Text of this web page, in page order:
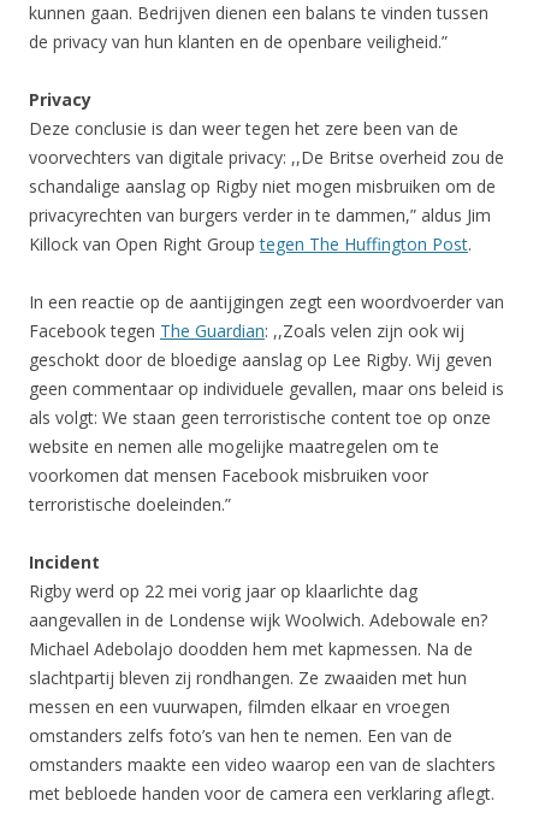
kunnen gaan. Bedrijven dienen een balans te vinden tussen
de privacy van hun klanten en de openbare veiligheid.”
Privacy
Deze conclusie is dan weer tegen het zere been van de
voorvechters van digitale privacy: ,,De Britse overheid zou de
schandalige aanslag op Rigby niet mogen misbruiken om de
privacyrechten van burgers verder in te dammen,” aldus Jim
Killock van Open Right Grouptegen The Huffington Post.
In een reactie op de aantijgingen zegt een woordvoerder van
Facebook tegen The Guardian: ,,Zoals velen zijn ook wij
geschokt door de bloedige aanslag op Lee Rigby. Wij geven
geen commentaar op individuele gevallen, maar ons beleid is
als volgt: We staan geen terroristische content toe op onze
website en nemen alle mogelijke maatregelen om te
voorkomen dat mensen Facebook misbruiken voor
terroristische doeleinden.”
Incident
Rigby werd op 22 mei vorig jaar op klaarlichte dag
aangevallen in de Londense wijk Woolwich. Adebowale en?
Michael Adebolajo doodden hem met kapmessen. Na de
slachtpartij bleven zij rondhangen. Ze zwaaiden met hun
messen en een vuurwapen, filmden elkaar en vroegen
omstanders zelfs foto’s van hen te nemen. Een van de
omstanders maakte een video waarop een van de slachters
met bebloede handen voor de camera een verklaring aflegt.